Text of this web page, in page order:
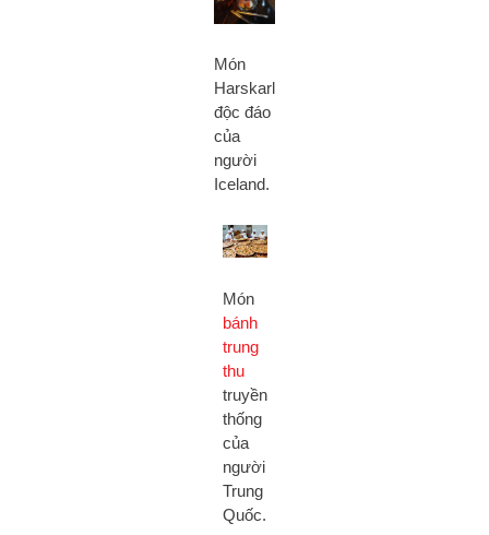
Món
Harskarl
độc đáo
của
người
Iceland.
Món
bánh
trung
thu
truyền
thống
của
người
Trung
Quốc.